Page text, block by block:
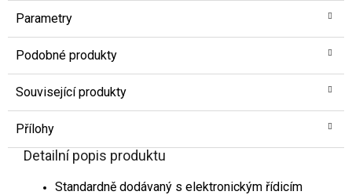
Parametry
Podobné produkty
Související produkty
Přílohy
Detailní popis produktu
Standardně dodávaný s elektronickým řídicím